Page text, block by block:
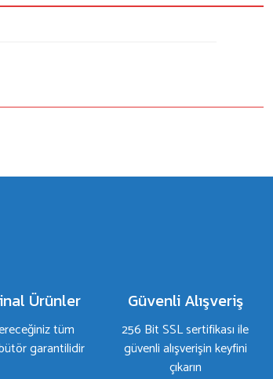
Ürünler
tüm
garantilidir
Güvenli Alışveriş
256 Bit SSL sertifikası ile
güvenli alışverişin keyfini
çıkarın